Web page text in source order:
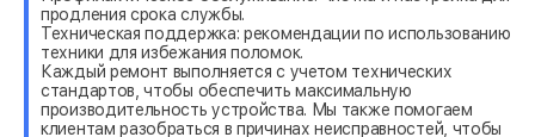
продления срока службы.
Техническая поддержка: рекомендации по использованию
техники для избежания поломок.
Каждый ремонт выполняется с учетом технических
стандартов, чтобы обеспечить максимальную
производительность устройства. Мы также помогаем
клиентам разобраться в причинах неисправностей, чтобы